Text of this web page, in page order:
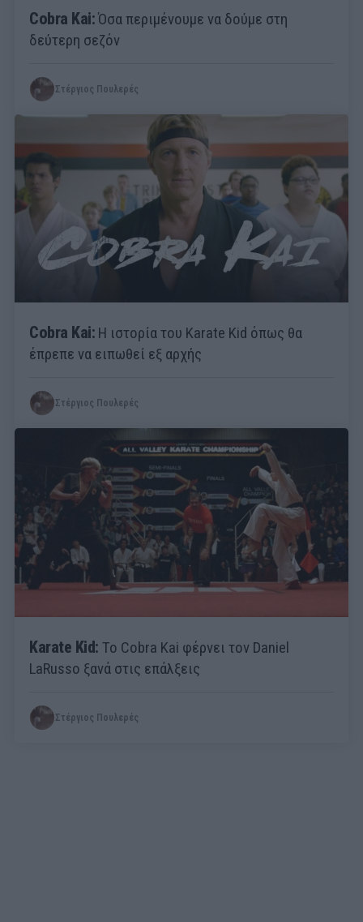
Cobra Kai:Όσα περιμένουμε να δούμε στη
δεύτερη σεζόν
Στέργιος Πουλερές
Cobra Kai: Η ιστορία του Karate Kid όπως θα
έπρεπε να ειπωθεί εξ αρχής
Στέργιος Πουλερές
Karate Kid: Το Cobra Kai φέρνει τον Daniel
LaRusso ξανά στις επάλξεις
Στέργιος Πουλερές